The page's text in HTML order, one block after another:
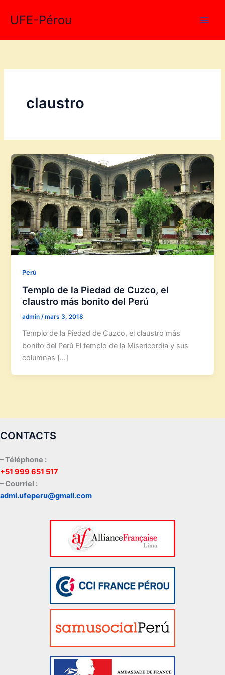
UFE-Pérou
claustro
Perú
Templo de la Piedad de Cuzco, el
claustro más bonito del Perú
admin /mars 3, 2018
Templo de la Piedad de Cuzco, el claustro más
bonito del Perú El templo de la Misericordia y sus
columnas […]
CONTACTS
– Téléphone :
+51 999 651 517
– Courriel :
admi.ufeperu@gmail.com